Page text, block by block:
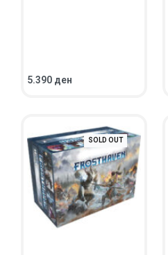
5.390 ден
ВО КОШНИЧКА
SOLD OUT